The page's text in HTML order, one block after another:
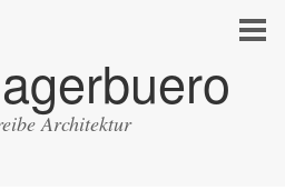
Architektur